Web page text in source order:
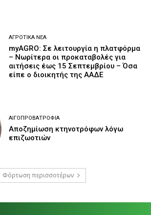
ΑΓΡΟΤΙΚΆ ΝΈΑ
myAGRO: Σε λειτουργία η πλατφόρμα
– Νωρίτερα οι προκαταβολές για
αιτήσεις έως 15 Σεπτεμβρίου – Όσα
είπε ο διοικητής της ΑΑΔΕ
ΑΙΓΟΠΡΟΒΑΤΡΟΦΊΑ
Αποζημίωση κτηνοτρόφων λόγω
επιζωοτιών
Φόρτωση περισσοτέρων